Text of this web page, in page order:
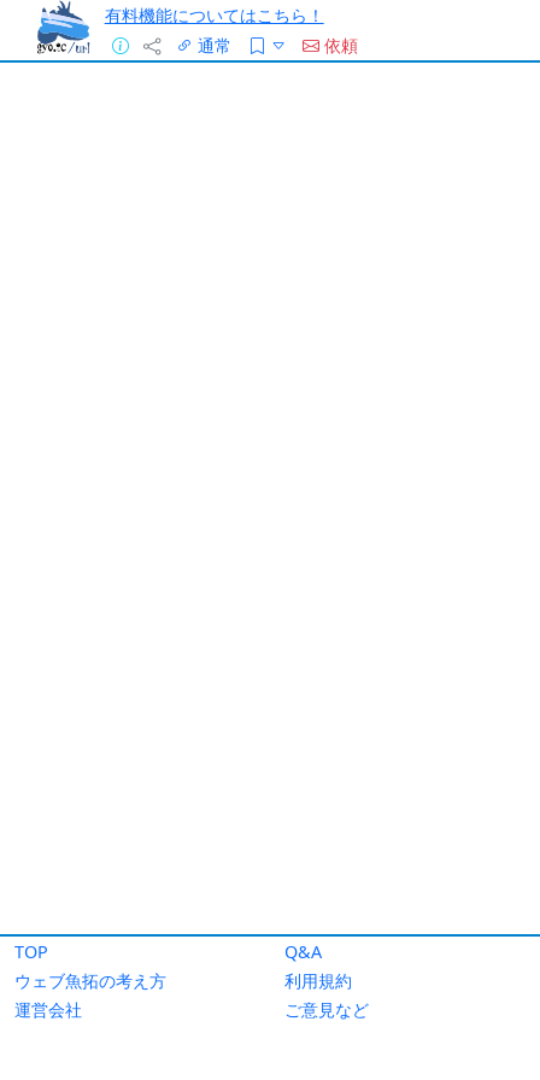
有料機能についてはこちら！
通常
依頼
TOP
Q&A
ウェブ魚拓の考え方
利用規約
運営会社
ご意見など